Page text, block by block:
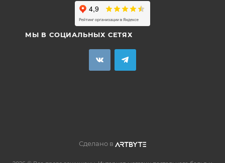
МЫ В СОЦИАЛЬНЫХ СЕТЯХ
Сделано в